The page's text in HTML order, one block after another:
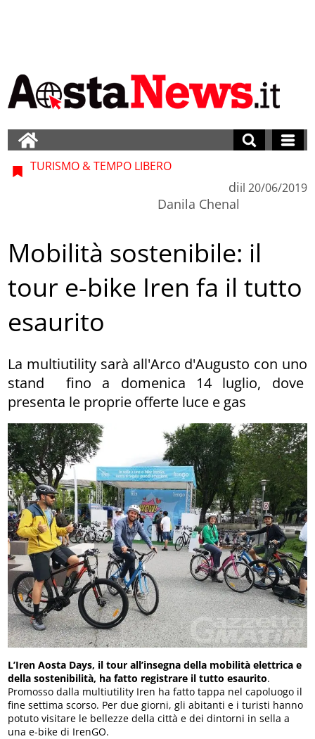
TURISMO & TEMPO LIBERO
di
Danila Chenal
il 20/06/2019
Mobilità sostenibile: il
tour e-bike Iren fa il tutto
esaurito
La multiutility sarà all'Arco d'Augusto con uno
stand fino a domenica 14 luglio, dove
presenta le proprie offerte luce e gas
L’Iren Aosta Days, il tour all’insegna della mobilità elettrica e
della sostenibilità, ha fatto registrare il tutto esaurito.
Promosso dalla multiutility Iren ha fatto tappa nel capoluogo il
fine settima scorso. Per due giorni, gli abitanti e i turisti hanno
potuto visitare le bellezze della città e dei dintorni in sella a
una e-bike di IrenGO.